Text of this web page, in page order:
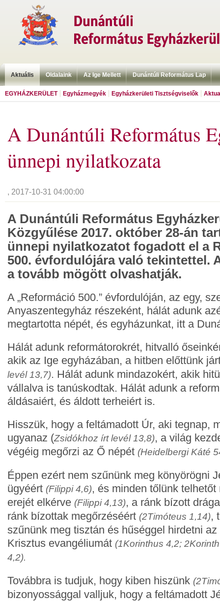
Aktuális Oldalaink Az Ige Mellett Dunántúli Református Lap
EGYHÁZKERÜLET Egyházmegyék Egyházkerületi Tisztségviselők
A Dunántúli Református
ünnepi nyilatkozata
, 2017-10-31 04:00:00
A Dunántúli Református
Közgyűlése 2017. október 28-án
ünnepi nyilatkozatot fogadott el a
500. évfordulójára való tekintettel.
a tovább mögött olvashatják.
A „Reformáció 500.” évfordulóján, az egy,
Anyaszentegyház részeként, hálát adunk
megtartotta népét, és egyházunkat, itt a
Hálát adunk reformátorokrét, hitvalló
akik az Ige egyházában, a hitben előttünk
levél 13,7). Hálát adunk mindazokért, akik
vállalva is tanúskodtak. Hálát adunk a
áldásaiért, és áldott terheiért is.
Hisszük, hogy a feltámadott Úr, aki tegnap,
ugyanaz (Zsidókhoz írt levél 13,8), a világ
végéig megőrzi az Ő népét (Heidelbergi Káté
Éppen ezért nem szűnünk meg könyörögni
ügyéért (Filippi 4,6), és minden tőlünk
erejét elkérve (Filippi 4,13), a ránk bízott
ránk bízottak megőrzéséért (2Timóteus 1,14),
szűnünk meg tisztán és hűséggel hirdetni
Krisztus evangéliumát (1Korinthus 4,2;
4,2).
Továbbra is tudjuk, hogy kiben hiszünk
bizonyossággal valljuk, hogy a feltámadott